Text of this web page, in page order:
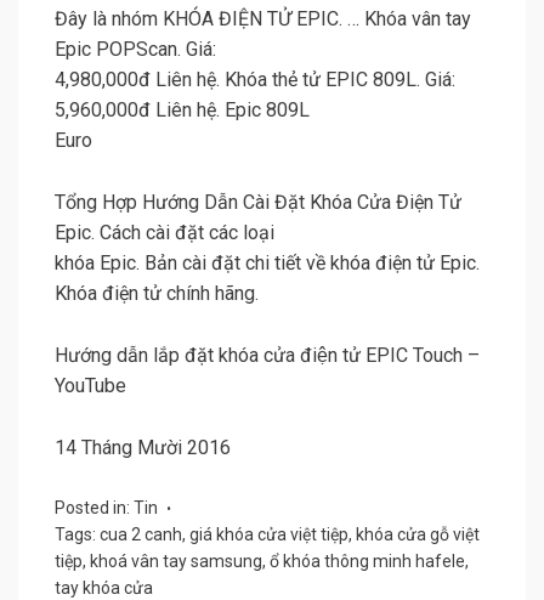
Đây là nhóm KHÓA ĐIỆN TỬ EPIC. … Khóa vân tay
Epic POPScan. Giá:
4,980,000đ Liên hệ. Khóa thẻ tử EPIC 809L. Giá:
5,960,000đ Liên hệ. Epic 809L
Euro
Tổng Hợp Hướng Dẫn Cài Đặt Khóa Cửa Điện Tử
Epic. Cách cài đặt các loại
khóa Epic. Bản cài đặt chi tiết về khóa điện tử Epic.
Khóa điện tử chính hãng.
Hướng dẫn lắp đặt khóa cửa điện tử EPIC Touch –
YouTube
14 Tháng Mười 2016
Posted in: Tin
Tags: cua 2 canh, giá khóa cửa việt tiệp, khóa cửa gỗ việt
tiệp, khoá vân tay samsung, ổ khóa thông minh hafele,
tay khóa cửa